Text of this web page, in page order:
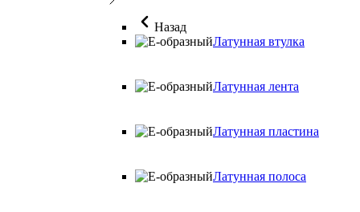
Назад
Латунная втулка
Латунная лента
Латунная пластина
Латунная полоса